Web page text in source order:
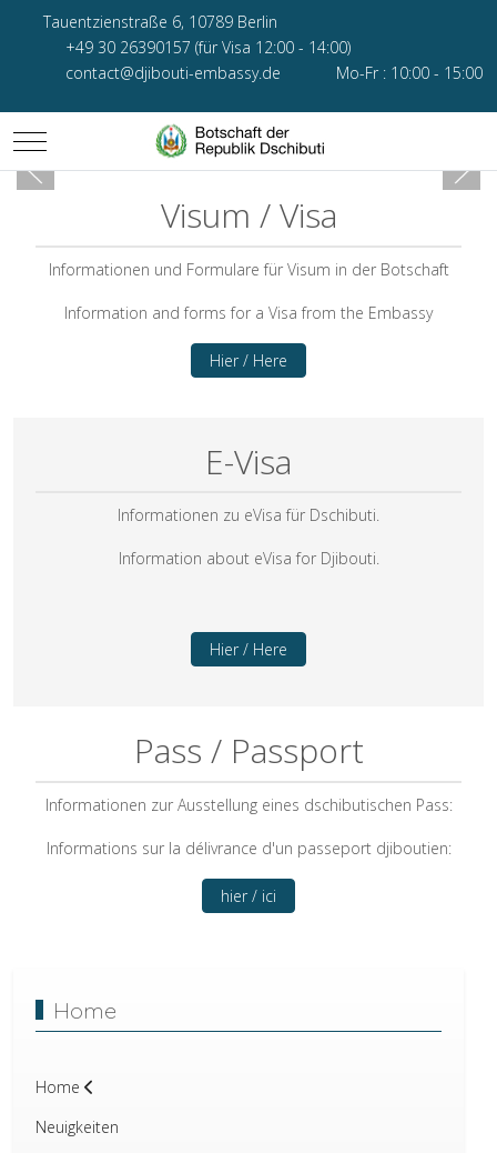
Tauentzienstraße 6, 10789 Berlin
+49 30 26390157 (für Visa 12:00 - 14:00)
contact@djibouti-embassy.de
Mo-Fr : 10:00 - 15:00
Mobile Menu Toggle
Visum / Visa
Informationen und Formulare für Visum in der Botschaft
Information and forms for a Visa from the Embassy
Hier / Here
E-Visa
Informationen zu eVisa für Dschibuti.
Information about eVisa for Djibouti.
Hier / Here
Pass / Passport
Informationen zur Ausstellung eines dschibutischen Pass:
Informations sur la délivrance d'un passeport djiboutien:
hier / ici
Home
Home
Neuigkeiten